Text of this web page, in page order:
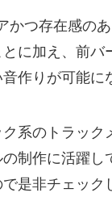
かつ存在感の
に加え、前バ
作りが可能に
系のトラック
制作に活躍し
是非チェック